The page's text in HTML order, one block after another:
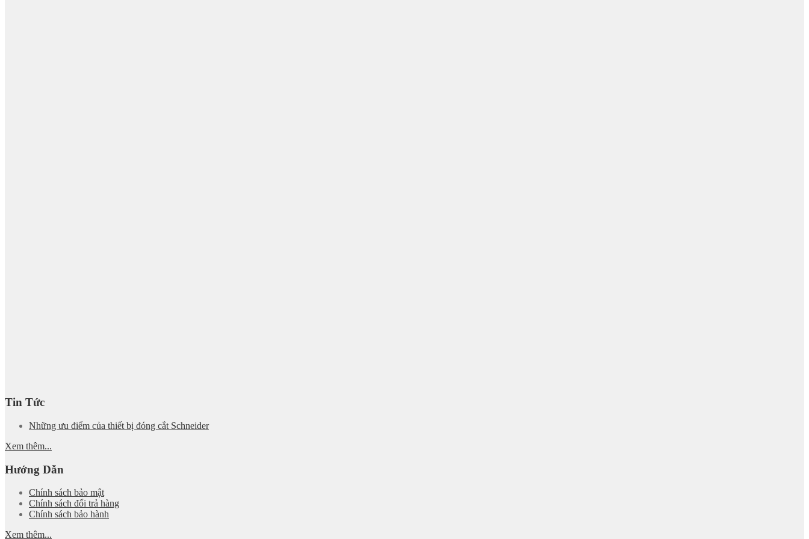
Tin Tức
Những ưu điểm của thiết bị đóng cắt Schneider
Xem thêm...
Hướng Dẫn
Chính sách bảo mật
Chính sách đổi trả hàng
Chính sách bảo hành
Xem thêm...